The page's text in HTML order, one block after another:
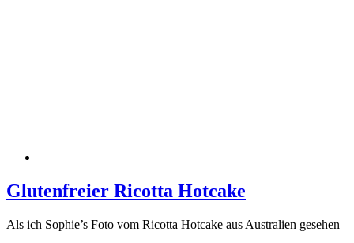
Glutenfreier Ricotta Hotcake
Als ich Sophie’s Foto vom Ricotta Hotcake aus Australien gesehen